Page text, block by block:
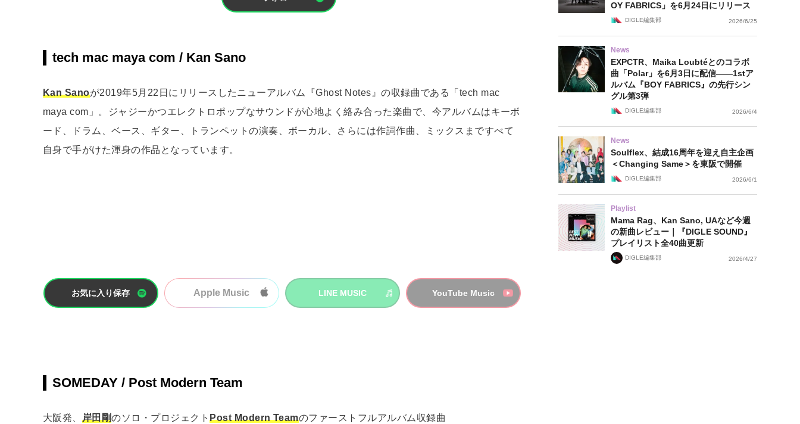
tech mac maya com / Kan Sano
Kan Sanoが2019年5月22日にリリースしたニューアルバム『Ghost Notes』の収録曲である「tech mac
maya com」。ジャジーかつエレクトロポップなサウンドが心地よく絡み合った楽曲で、今アルバムはキーボ
ード、ドラム、ベース、ギター、トランペットの演奏、ボーカル、さらには作詞作曲、ミックスまですべて
自身で手がけた渾身の作品となっています。
お気に入り保存 Apple Music LINE MUSIC YouTube Music
SOMEDAY / Post Modern Team
大阪発、 岸田剛のソロ・プロジェクトPost Modern Teamのファーストフルアルバム収録曲
OY FABRICS」を6月24日にリリース
DIGLE編集部 2026/6/25
News
EXPCTR、Maika Loubtéとのコラボ
曲「Polar」を6月3日に配信——1stア
ルバム『BOY FABRICS』の先行シン
グル第3弾
DIGLE編集部 2026/6/4
News
Soulflex、結成16周年を迎え自主企画
＜Changing Same＞を東阪で開催
DIGLE編集部 2026/6/1
Playlist
Mama Rag、Kan Sano, UAなど今週
の新曲レビュー｜『DIGLE SOUND』
プレイリスト全40曲更新
DIGLE編集部 2026/4/27